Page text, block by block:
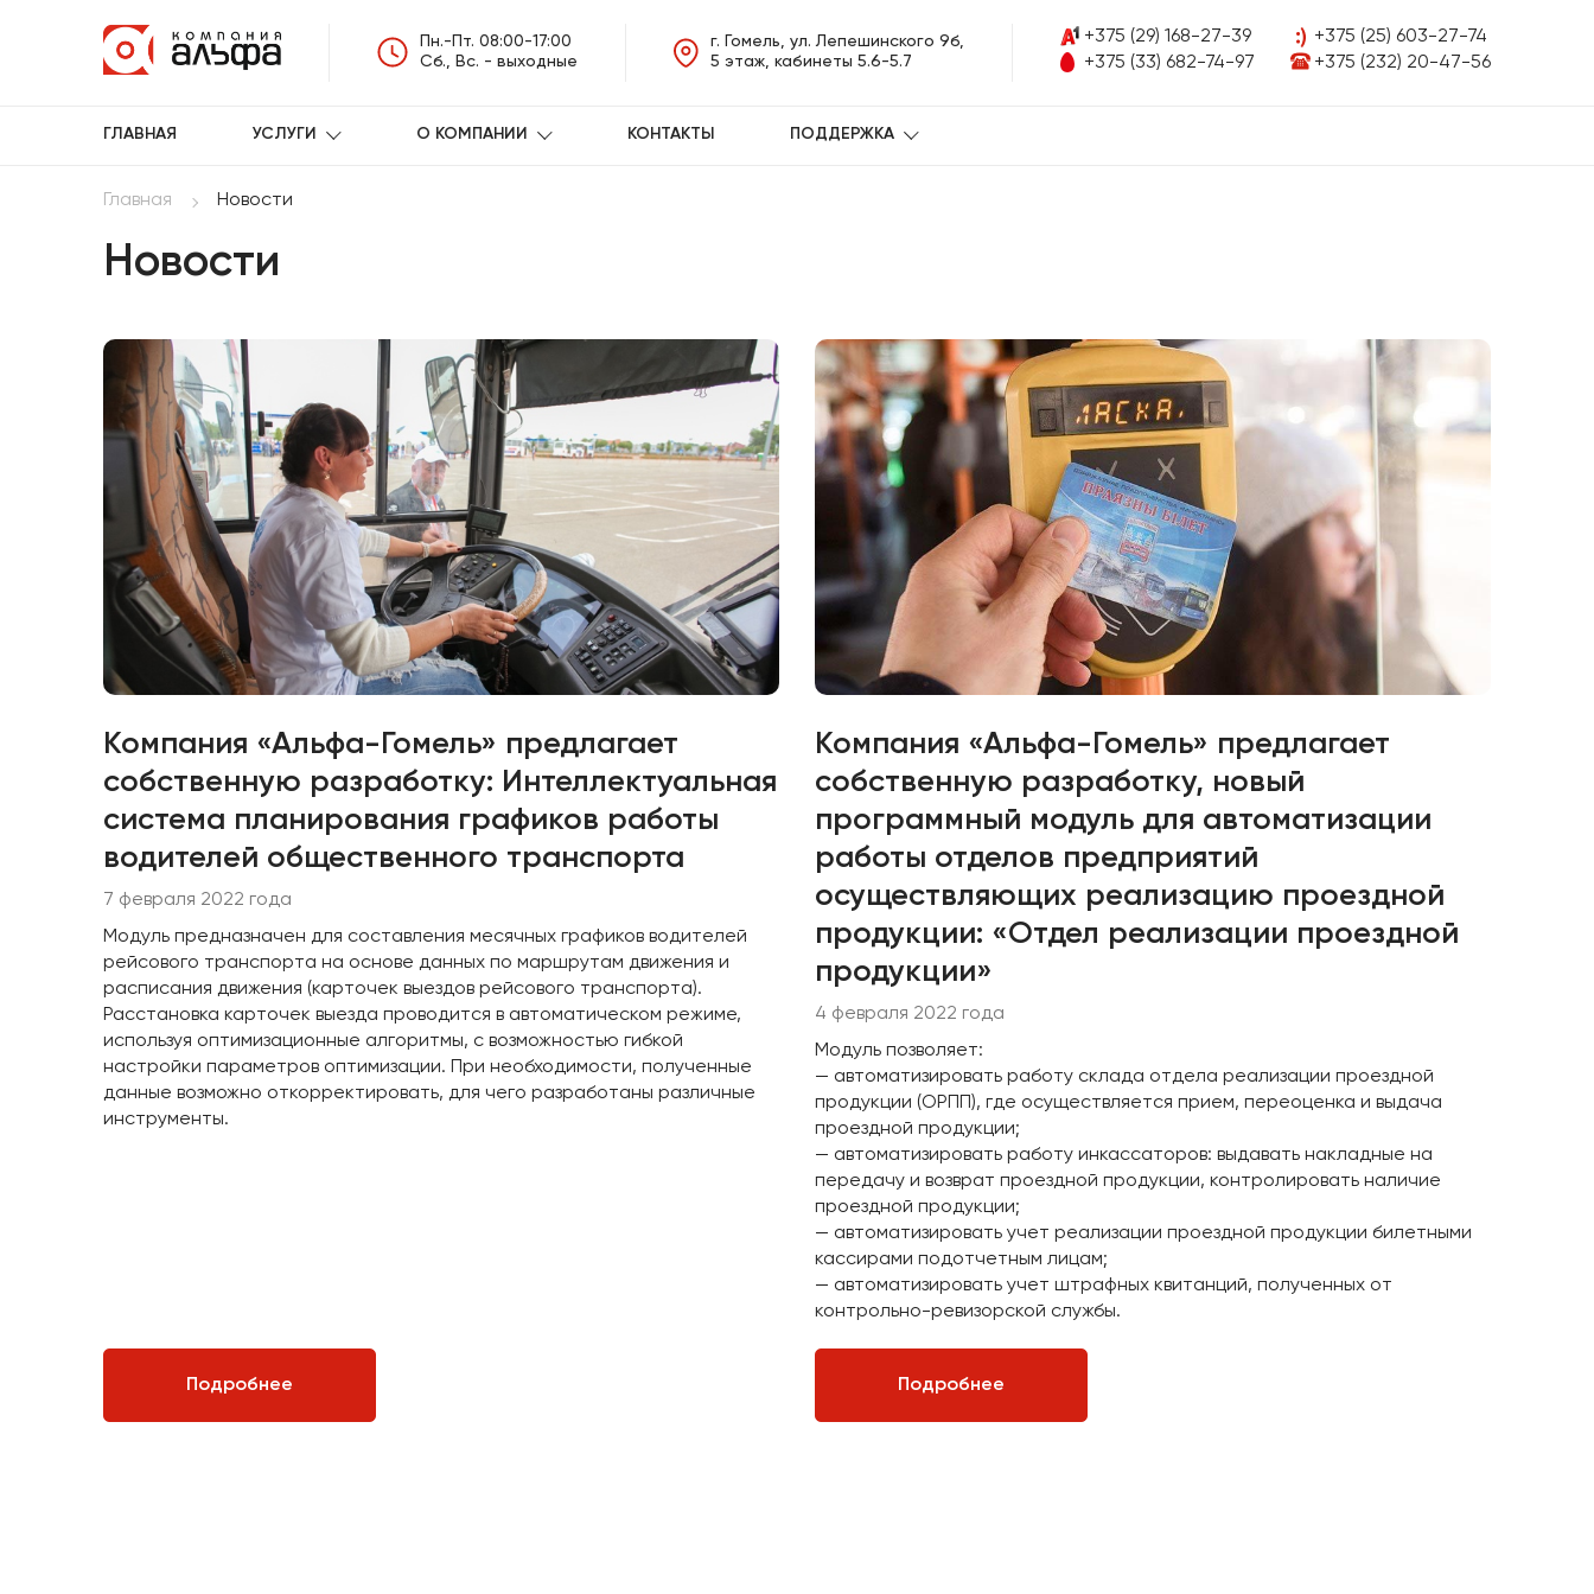
Пн.-Пт. 08:00-17:00
Сб., Вс. - выходные
г. Гомель, ул. Лепешинского 9б,
5 этаж, кабинеты 5.6-5.7
+375 (29) 168-27-39
+375 (33) 682-74-97
+375 (25) 603-27-74
+375 (232) 20-47-56
ГЛАВНАЯ УСЛУГИ О КОМПАНИИ КОНТАКТЫ ПОДДЕРЖКА
Главная Новости
Новости
Компания «Альфа-Гомель» предлагает
собственную разработку: Интеллектуальная
система планирования графиков работы
водителей общественного транспорта
7 февраля 2022 года
Модуль предназначен для составления месячных графиков водителей
рейсового транспорта на основе данных по маршрутам движения и
расписания движения (карточек выездов рейсового транспорта).
Расстановка карточек выезда проводится в автоматическом режиме,
используя оптимизационные алгоритмы, с возможностью гибкой
настройки параметров оптимизации. При необходимости, полученные
данные возможно откорректировать, для чего разработаны различные
инструменты.
Подробнее
Компания «Альфа-Гомель» предлагает
собственную разработку, новый
программный модуль для автоматизации
работы отделов предприятий
осуществляющих реализацию проездной
продукции: «Отдел реализации проездной
продукции»
4 февраля 2022 года
Модуль позволяет:
— автоматизировать работу склада отдела реализации проездной
продукции (ОРПП), где осуществляется прием, переоценка и выдача
проездной продукции;
— автоматизировать работу инкассаторов: выдавать накладные на
передачу и возврат проездной продукции, контролировать наличие
проездной продукции;
— автоматизировать учет реализации проездной продукции билетными
кассирами подотчетным лицам;
— автоматизировать учет штрафных квитанций, полученных от
контрольно-ревизорской службы.
Подробнее